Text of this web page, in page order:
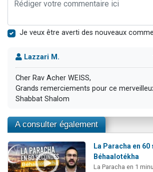
Je veux être averti des nouveaux
Lazzari M.
Cher Rav Acher WEISS,
Grands remerciements pour ce
Shabbat Shalom
A consulter également
La Paracha en
Béhaalotékha
La Paracha en 1